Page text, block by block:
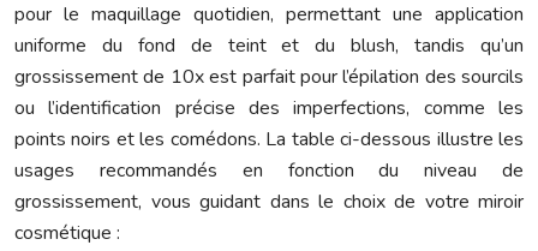
pour le maquillage quotidien, permettant une application
uniforme du fond de teint et du blush, tandis qu’un
grossissement de 10x est parfait pour l’épilation des sourcils
ou l’identification précise des imperfections, comme les
points noirs et les comédons. La table ci-dessous illustre les
usages recommandés en fonction du niveau de
grossissement, vous guidant dans le choix de votre miroir
cosmétique :